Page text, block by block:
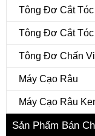
Tông Đơ Cắt Tóc
Tông Đơ Cắt
Tông Đơ Chấn
Máy Cạo Râu
Máy Cạo Râu
Sản Phẩm Bán